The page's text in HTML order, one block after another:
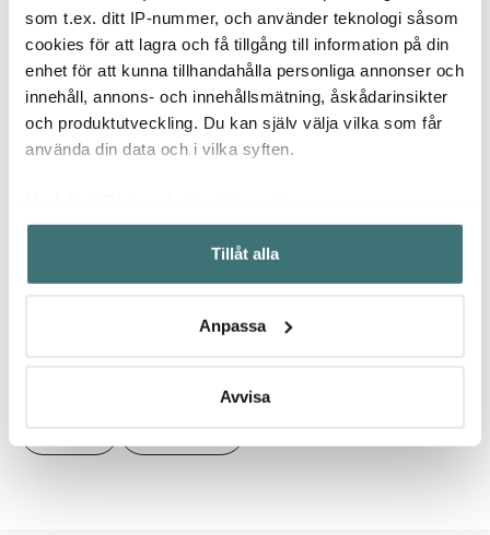
som t.ex. ditt IP-nummer, och använder teknologi såsom
cookies för att lagra och få tillgång till information på din
enhet för att kunna tillhandahålla personliga annonser och
innehåll, annons- och innehållsmätning, åskådarinsikter
och produktutveckling. Du kan själv välja vilka som får
använda din data och i vilka syften.
Samla in information om din geografiska plats som
kan ha en noggrannhet på upp till flera meter
Identifiera din enhet genom att aktivt skanna den för
Ta reda på mer om hur dina personliga uppgifter
Du kan ändra eller dra tillbaka ditt samtycke när som
Tillåt alla
Anpassa
Avvisa
delar 1,5 + 3 L stål
1249 kr
Drink Collection
champagnestopp svart
87 kr
I lager
299
Låt dig inspireras av våra kunder